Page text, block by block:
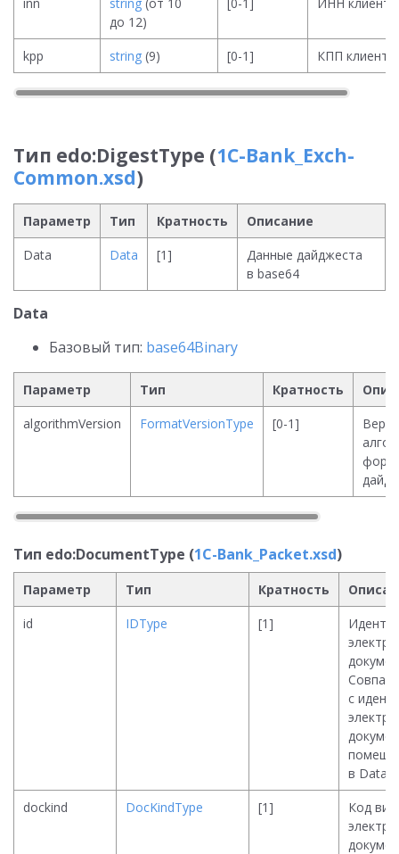
до 12)
kpp string (9) [0-1] КПП клиента
Тип edo:DigestType (1C-Bank_Exch-
Common.xsd)
Параметр Тип Кратность
Описание
Data
Data [1]
Данные дайджеста
в base64
Data
Базовый тип: base64Binary
Параметр Тип Кратность
algorithmVersion
FormatVersionType [0-1]
Тип edo:DocumentType (1C-Bank_Packet.xsd)
Параметр Тип Кратность
id
IDType [1]
с
в Data.
dockind
DocKindType [1]
Код